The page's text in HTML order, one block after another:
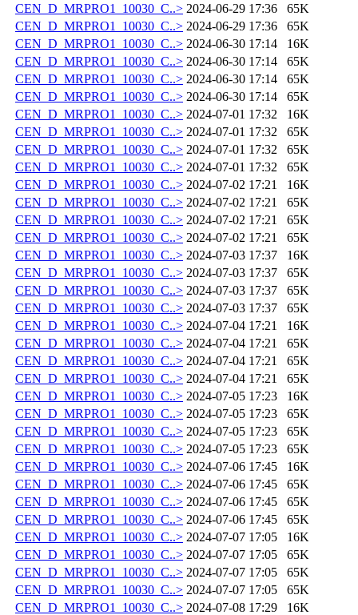
CEN_D_MRPRO1_10030_C..> 2024-06-29 17:36
65K
CEN_D_MRPRO1_10030_C..> 2024-06-29 17:36
65K
CEN_D_MRPRO1_10030_C..> 2024-06-30 17:14
16K
CEN_D_MRPRO1_10030_C..> 2024-06-30 17:14
65K
CEN_D_MRPRO1_10030_C..> 2024-06-30 17:14
65K
CEN_D_MRPRO1_10030_C..> 2024-06-30 17:14
65K
CEN_D_MRPRO1_10030_C..> 2024-07-01 17:32
16K
CEN_D_MRPRO1_10030_C..> 2024-07-01 17:32
65K
CEN_D_MRPRO1_10030_C..> 2024-07-01 17:32
65K
CEN_D_MRPRO1_10030_C..> 2024-07-01 17:32
65K
CEN_D_MRPRO1_10030_C..> 2024-07-02 17:21
16K
CEN_D_MRPRO1_10030_C..> 2024-07-02 17:21
65K
CEN_D_MRPRO1_10030_C..> 2024-07-02 17:21
65K
CEN_D_MRPRO1_10030_C..> 2024-07-02 17:21
65K
CEN_D_MRPRO1_10030_C..> 2024-07-03 17:37
16K
CEN_D_MRPRO1_10030_C..> 2024-07-03 17:37
65K
CEN_D_MRPRO1_10030_C..> 2024-07-03 17:37
65K
CEN_D_MRPRO1_10030_C..> 2024-07-03 17:37
65K
CEN_D_MRPRO1_10030_C..> 2024-07-04 17:21
16K
CEN_D_MRPRO1_10030_C..> 2024-07-04 17:21
65K
CEN_D_MRPRO1_10030_C..> 2024-07-04 17:21
65K
CEN_D_MRPRO1_10030_C..> 2024-07-04 17:21
65K
CEN_D_MRPRO1_10030_C..> 2024-07-05 17:23
16K
CEN_D_MRPRO1_10030_C..> 2024-07-05 17:23
65K
CEN_D_MRPRO1_10030_C..> 2024-07-05 17:23
65K
CEN_D_MRPRO1_10030_C..> 2024-07-05 17:23
65K
CEN_D_MRPRO1_10030_C..> 2024-07-06 17:45
16K
CEN_D_MRPRO1_10030_C..> 2024-07-06 17:45
65K
CEN_D_MRPRO1_10030_C..> 2024-07-06 17:45
65K
CEN_D_MRPRO1_10030_C..> 2024-07-06 17:45
65K
CEN_D_MRPRO1_10030_C..> 2024-07-07 17:05
16K
CEN_D_MRPRO1_10030_C..> 2024-07-07 17:05
65K
CEN_D_MRPRO1_10030_C..> 2024-07-07 17:05
65K
CEN_D_MRPRO1_10030_C..> 2024-07-07 17:05
65K
CEN_D_MRPRO1_10030_C..> 2024-07-08 17:29
16K